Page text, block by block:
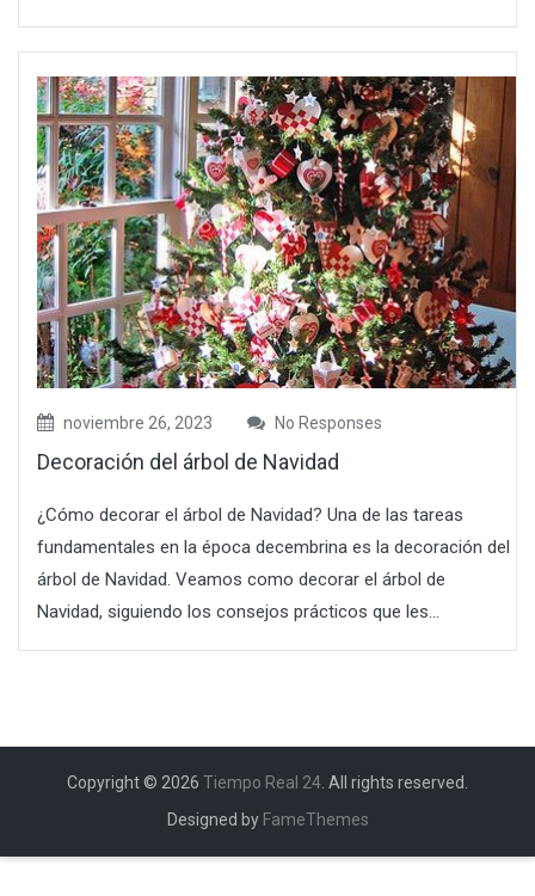
noviembre 26, 2023 No Responses
Decoración del árbol de Navidad
¿Cómo decorar el árbol de Navidad? Una de las tareas
fundamentales en la época decembrina es la decoración del
árbol de Navidad. Veamos como decorar el árbol de
Navidad, siguiendo los consejos prácticos que les...
Copyright © 2026 Tiempo Real 24. All rights reserved.
Designed by FameThemes